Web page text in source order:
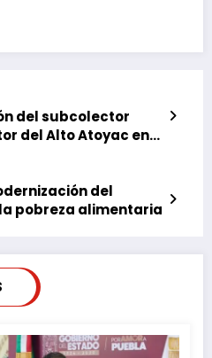
del subcolector
del Alto Atoyac en
del
pobreza alimentaria